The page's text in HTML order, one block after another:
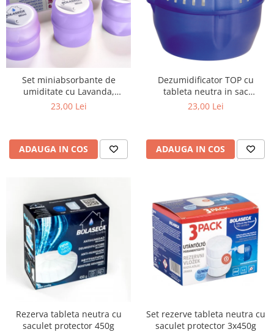
Set miniabsorbante de
umiditate cu Lavanda,
Trimini, 3x70g
23,00 Lei
ADAUGA IN COS
Dezumidificator TOP cu
tableta neutra in sac
protector 450 g
23,00 Lei
ADAUGA IN COS
Rezerva tableta neutra cu
saculet protector 450g
Set rezerve tableta neutra cu
saculet protector 3x450g